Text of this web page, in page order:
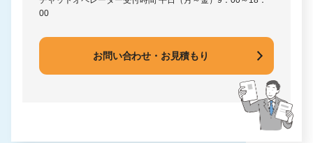
00
お問い合わせ・お見積もり